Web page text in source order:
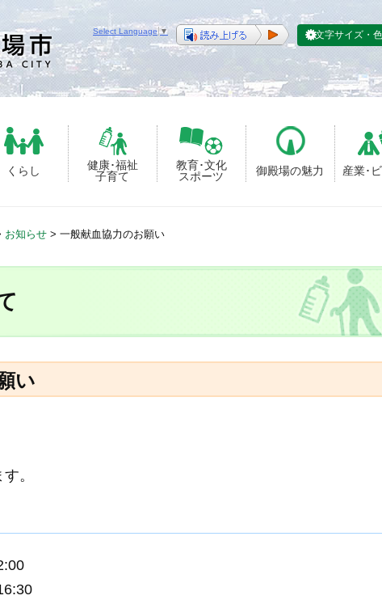
くらし
健康･福祉
子育て
教育･文化
スポーツ
御殿場の魅力 産業･
Select Language ▼ 文字サイズ・
お知らせ > 一般献血協力のお願い
い
。